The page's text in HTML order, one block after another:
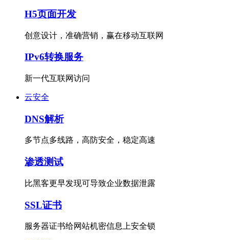
H5页面开发
创意设计，准确营销，赢在移动互联网
IPv6转换服务
新一代互联网访问
云安全
DNS解析
多节点多线路，高防安全，稳定高速
渗透测试
比黑客更早发现可导致企业数据泄露
SSL证书
服务器证书给网站机密信息上安全锁